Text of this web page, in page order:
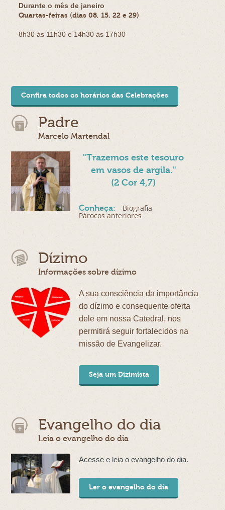
Durante o mês de janeiro
Quartas-feiras (dias 08, 15, 22 e 29)
8h30 às 11h30 e 14h30 às 17h30
Confira todos os horários das Celebrações
Padre
Marcelo Martendal
"Trazemos este tesouro
em vasos de argila."
(2 Cor 4,7)
Conheça: Biografia
Párocos anteriores
Dízimo
Informações sobre dízimo
A sua consciência da importância
do dízimo e consequente oferta
dele em nossa Catedral, nos
permitirá seguir fortalecidos na
missão de Evangelizar.
Seja um Dizimista
Evangelho do dia
Leia o evangelho do dia
Acesse e leia o evangelho do dia.
Ler o evangelho do dia